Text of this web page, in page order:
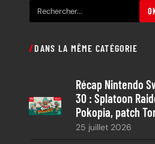
e
h
c
h
DANS LA MÊME CATÉGORIE
Récap Nintendo
30 : Splatoon
Pokopia, patch
25 juillet 2026